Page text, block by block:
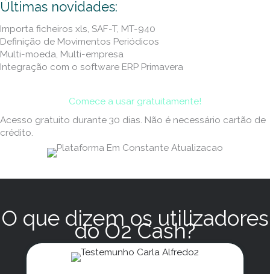
Últimas novidades:
Importa ficheiros xls, SAF-T, MT-940
Definição de Movimentos Periódicos
Multi-moeda, Multi-empresa
Integração com o software ERP Primavera
Comece a usar gratuitamente!
Acesso gratuito durante 30 dias. Não é necessário cartão de
crédito.
O que dizem os utilizadores
do O2 Cash?